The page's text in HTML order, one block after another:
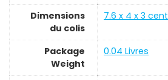
Dimensions
du colis
‎7.6 x 4 x 3
Package
Weight
‎0.04 Livres